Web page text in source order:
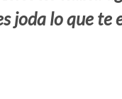
joda lo que te